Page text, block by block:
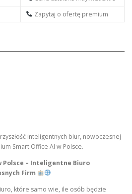
Zapytaj o ofertę premium
inteligentnych biur, nowoczesnej
Smart Office AI w Polsce.
Polsce – Inteligentne Biuro
Firm
które samo wie, ile osób będzie